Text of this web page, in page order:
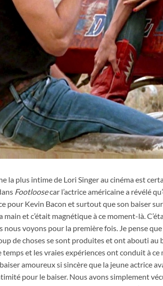
plaisir personnel et indéniablement pour le plaisir
la plus intime de Lori Singer au cinéma est
Footloosecar l’actrice américaine a révélé
pour Kevin Bacon et surtout que son baiser
main et c’était magnétique à ce moment-là.
nous voyons pour la première fois. Je pense
de choses se sont produites et ont abouti au
temps et les vraies expériences ont conduit à
amoureux si sincère que la jeune actrice
pour le baiser. Nous avons simplement